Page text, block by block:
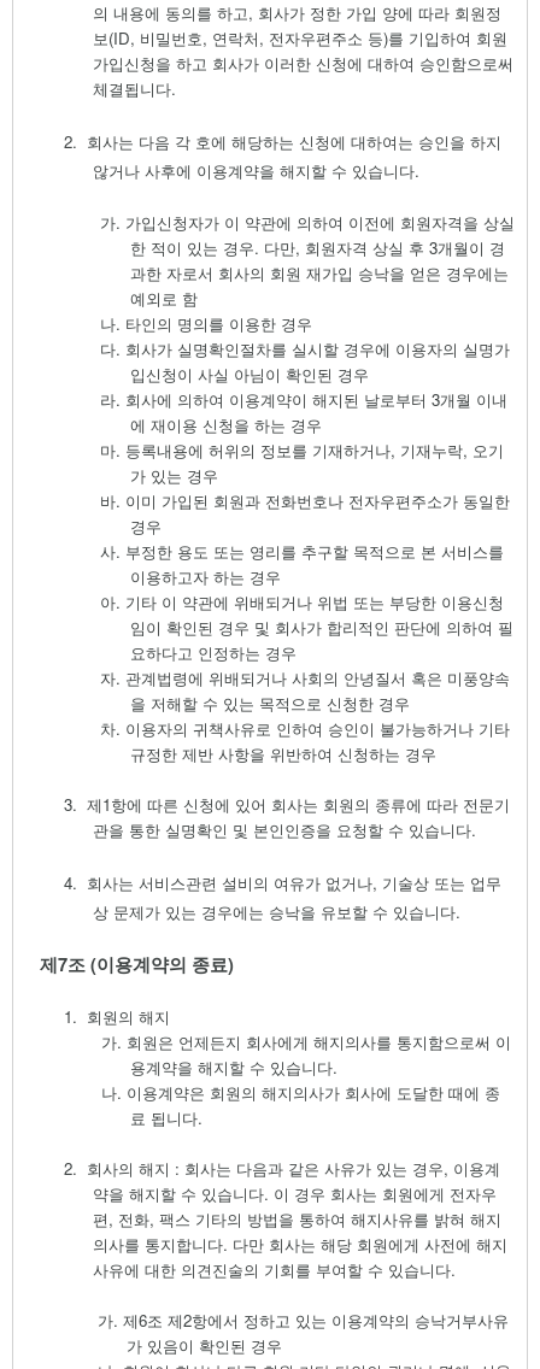
의 내용에 동의를 하고, 회사가 정한 가입 양에 따라 회원정
보(ID, 비밀번호, 연락처, 전자우편주소 등)를 기입하여 회원
가입신청을 하고 회사가 이러한 신청에 대하여 승인함으로써
체결됩니다.
2. 회사는 다음 각 호에 해당하는 신청에 대하여는 승인을 하지
않거나 사후에 이용계약을 해지할 수 있습니다.
가. 가입신청자가 이 약관에 의하여 이전에 회원자격을 상실
한 적이 있는 경우. 다만, 회원자격 상실 후 3개월이 경
과한 자로서 회사의 회원 재가입 승낙을 얻은 경우에는
예외로 함
나. 타인의 명의를 이용한 경우
다. 회사가 실명확인절차를 실시할 경우에 이용자의 실명가
입신청이 사실 아님이 확인된 경우
라. 회사에 의하여 이용계약이 해지된 날로부터 3개월 이내
에 재이용 신청을 하는 경우
마. 등록내용에 허위의 정보를 기재하거나, 기재누락, 오기
가 있는 경우
바. 이미 가입된 회원과 전화번호나 전자우편주소가 동일한
경우
사. 부정한 용도 또는 영리를 추구할 목적으로 본 서비스를
이용하고자 하는 경우
아. 기타 이 약관에 위배되거나 위법 또는 부당한 이용신청
임이 확인된 경우 및 회사가 합리적인 판단에 의하여 필
요하다고 인정하는 경우
자. 관계법령에 위배되거나 사회의 안녕질서 혹은 미풍양속
을 저해할 수 있는 목적으로 신청한 경우
차. 이용자의 귀책사유로 인하여 승인이 불가능하거나 기타
규정한 제반 사항을 위반하여 신청하는 경우
3. 제1항에 따른 신청에 있어 회사는 회원의 종류에 따라 전문기
관을 통한 실명확인 및 본인인증을 요청할 수 있습니다.
4. 회사는 서비스관련 설비의 여유가 없거나, 기술상 또는 업무
상 문제가 있는 경우에는 승낙을 유보할 수 있습니다.
제7조(이용계약의 종료)
1. 회원의 해지
가. 회원은 언제든지 회사에게 해지의사를 통지함으로써 이
용계약을 해지할 수 있습니다.
나. 이용계약은 회원의 해지의사가 회사에 도달한 때에 종
료 됩니다.
2. 회사의 해지 : 회사는 다음과 같은 사유가 있는 경우, 이용계
약을 해지할 수 있습니다. 이 경우 회사는 회원에게 전자우
편, 전화, 팩스 기타의 방법을 통하여 해지사유를 밝혀 해지
의사를 통지합니다. 다만 회사는 해당 회원에게 사전에 해지
사유에 대한 의견진술의 기회를 부여할 수 있습니다.
가. 제6조 제2항에서 정하고 있는 이용계약의 승낙거부사유
가 있음이 확인된 경우